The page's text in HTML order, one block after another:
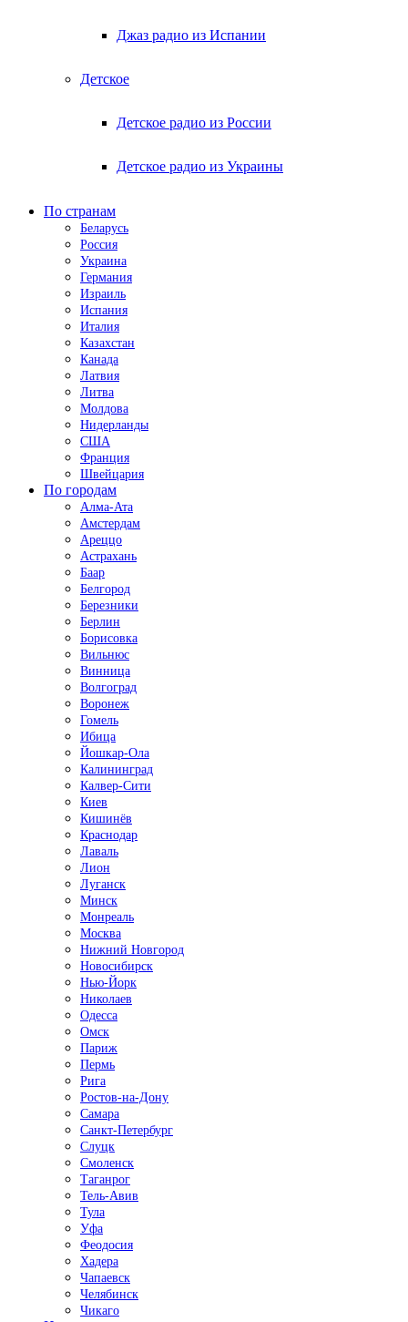
Джаз радио из Испании
Детское
Детское радио из России
Детское радио из Украины
По странам
Беларусь
Россия
Украина
Германия
Израиль
Испания
Италия
Казахстан
Канада
Латвия
Литва
Молдова
Нидерланды
США
Франция
Швейцария
По городам
Алма-Ата
Амстердам
Ареццо
Астрахань
Баар
Белгород
Березники
Берлин
Борисовка
Вильнюс
Винница
Волгоград
Воронеж
Гомель
Ибица
Йошкар-Ола
Калининград
Калвер-Сити
Киев
Кишинёв
Краснодар
Лаваль
Лион
Луганск
Минск
Монреаль
Москва
Нижний Новгород
Новосибирск
Нью-Йорк
Николаев
Одесса
Омск
Париж
Пермь
Рига
Ростов-на-Дону
Самара
Санкт-Петербург
Слуцк
Смоленск
Таганрог
Тель-Авив
Тула
Уфа
Феодосия
Хадера
Чапаевск
Челябинск
Чикаго